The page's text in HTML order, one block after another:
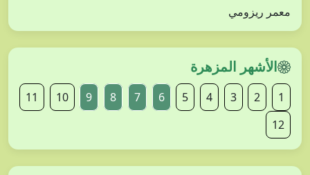
معمر ريزومي
الأشهر المزهرة
1
2
3
4
5
6
7
8
9
10
11
12